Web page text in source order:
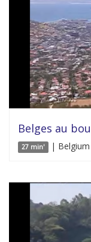
Belges au
27 min' | Belgium